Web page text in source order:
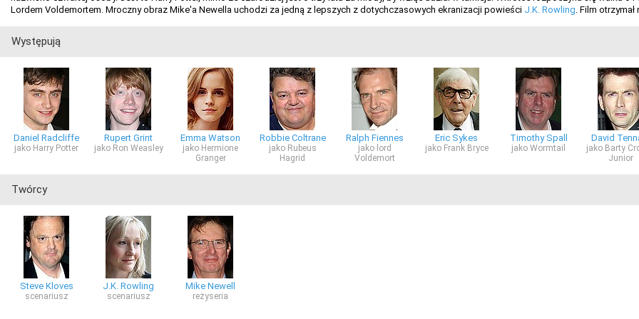
Lordem Voldemortem. Mroczny obraz Mike'a Newella uchodzi za jedną z lepszych z dotychczasowych ekranizacji powieści J.K. Rowling. Film
Występują
Daniel Radcliffe
jako Harry Potter
Rupert Grint
jako Ron Weasley
Emma Watson
jako Hermione
Granger
Robbie Coltrane
jako Rubeus
Hagrid
Ralph Fiennes
jako lord
Voldemort
Eric Sykes
jako Frank Bryce
Timothy Spall
jako Wormtail
David
jako Barty
Junior
Twórcy
Steve Kloves
scenariusz
J.K. Rowling
scenariusz
Mike Newell
reżyseria